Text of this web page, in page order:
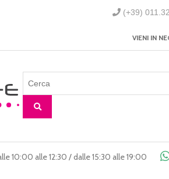
(+39)
VIENI IN
10:00 alle 12:30 / dalle 15:30 alle 19:00